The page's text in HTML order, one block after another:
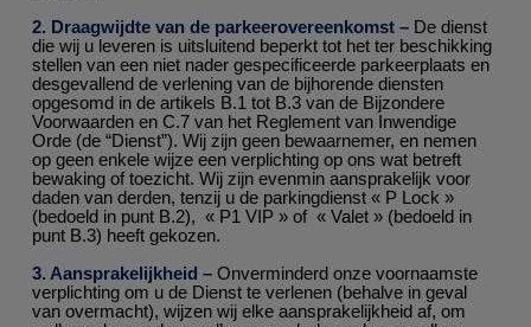
2. Draagwijdte van de parkeerovereenkomst – De dienst
die wij u leveren is uitsluitend beperkt tot het ter beschikking
stellen van een niet nader gespecificeerde parkeerplaats en
desgevallend de verlening van de bijhorende diensten
opgesomd in de artikels B.1 tot B.3 van de Bijzondere
Voorwaarden en C.7 van het Reglement van Inwendige
Orde (de “Dienst”). Wij zijn geen bewaarnemer, en nemen
op geen enkele wijze een verplichting op ons wat betreft
bewaking of toezicht. Wij zijn evenmin aansprakelijk voor
daden van derden, tenzij u de parkingdienst « P Lock »
(bedoeld in punt B.2), « P1 VIP » of « Valet » (bedoeld in
punt B.3) heeft gekozen.
3. Aansprakelijkheid – Onverminderd onze voornaamste
verplichting om u de Dienst te verlenen (behalve in geval
van overmacht), wijzen wij elke aansprakelijkheid af, om